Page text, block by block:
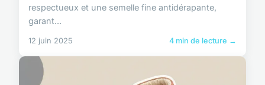
respectueux et une semelle fine antidérapante,
garant...
12 juin 2025 4 min de lecture →